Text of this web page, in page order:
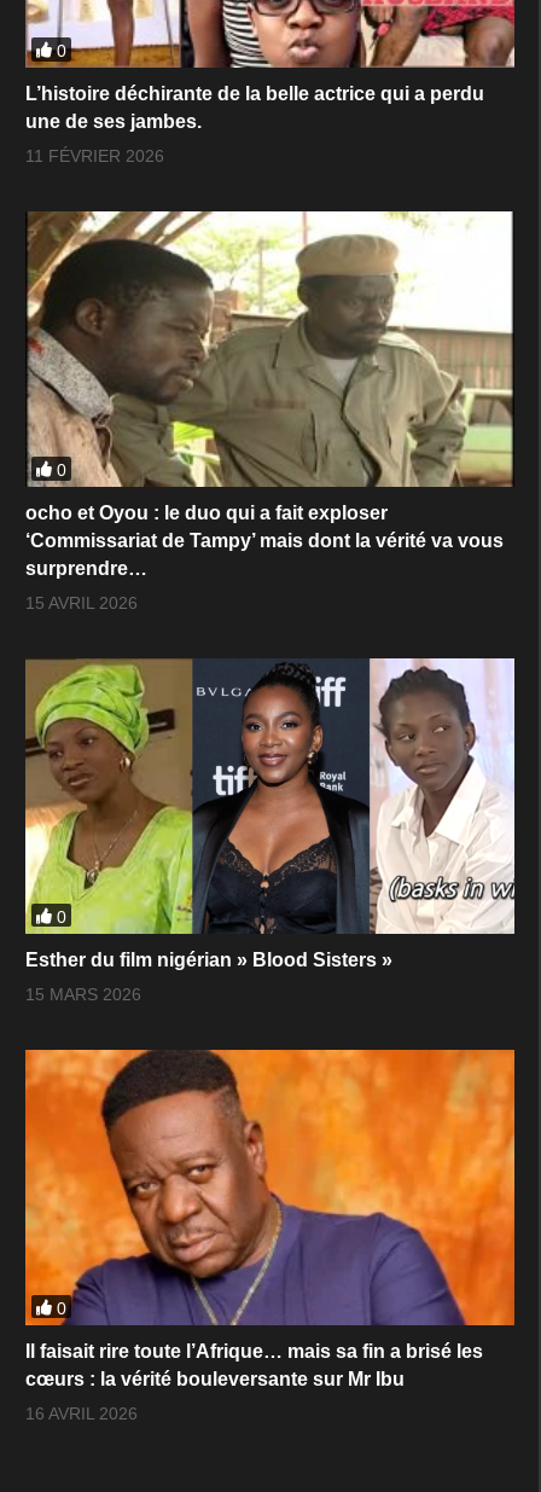
0
L’histoire déchirante de la belle actrice qui a perdu
une de ses jambes.
11 FÉVRIER 2026
0
ocho et Oyou : le duo qui a fait exploser
‘Commissariat de Tampy’ mais dont la vérité va vous
surprendre…
15 AVRIL 2026
0
Esther du film nigérian » Blood Sisters »
15 MARS 2026
0
Il faisait rire toute l’Afrique… mais sa fin a brisé les
cœurs : la vérité bouleversante sur Mr Ibu
16 AVRIL 2026